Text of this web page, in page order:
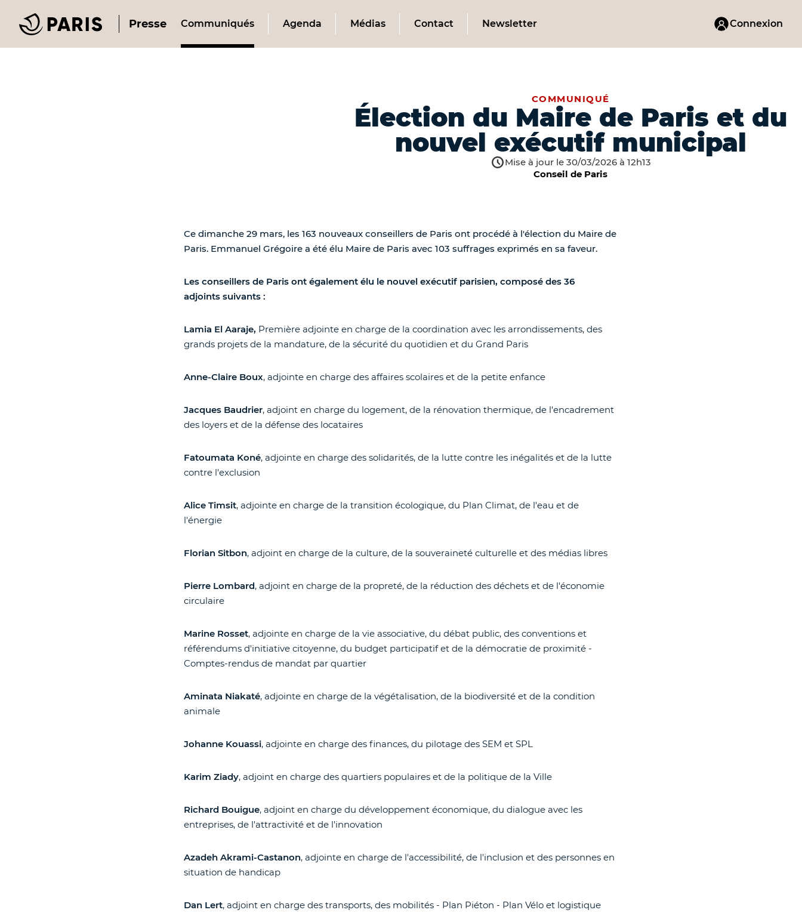
Presse Communiqués Agenda Médias Contact Newsletter Connexion
Élection du Maire de Paris et du
nouvel exécutif municipal
COMMUNIQUÉ
Mise à jour le 30/03/2026 à 12h13
Conseil de Paris
Ce dimanche 29 mars, les 163 nouveaux conseillers de Paris ont procédé à l'élection du Maire de
Paris. Emmanuel Grégoire a été élu Maire de Paris avec 103 suffrages exprimés en sa faveur.
Les conseillers de Paris ont également élu le nouvel exécutif parisien, composé des 36
adjoints suivants :
Lamia El Aaraje, Première adjointe en charge de la coordination avec les arrondissements, des
grands projets de la mandature, de la sécurité du quotidien et du Grand Paris
Anne-Claire Boux, adjointe en charge des affaires scolaires et de la petite enfance
Jacques Baudrier, adjoint en charge du logement, de la rénovation thermique, de l'encadrement
des loyers et de la défense des locataires
Fatoumata Koné, adjointe en charge des solidarités, de la lutte contre les inégalités et de la lutte
contre l'exclusion
Alice Timsit, adjointe en charge de la transition écologique, du Plan Climat, de l'eau et de
l'énergie
Florian Sitbon, adjoint en charge de la culture, de la souveraineté culturelle et des médias libres
Pierre Lombard, adjoint en charge de la propreté, de la réduction des déchets et de l'économie
circulaire
Marine Rosset, adjointe en charge de la vie associative, du débat public, des conventions et
référendums d'initiative citoyenne, du budget participatif et de la démocratie de proximité -
Comptes-rendus de mandat par quartier
Aminata Niakaté, adjointe en charge de la végétalisation, de la biodiversité et de la condition
animale
Johanne Kouassi, adjointe en charge des finances, du pilotage des SEM et SPL
Karim Ziady, adjoint en charge des quartiers populaires et de la politique de la Ville
Richard Bouigue, adjoint en charge du développement économique, du dialogue avec les
entreprises, de l'attractivité et de l'innovation
Azadeh Akrami-Castanon, adjointe en charge de l'accessibilité, de l'inclusion et des personnes en
situation de handicap
Dan Lert, adjoint en charge des transports, des mobilités - Plan Piéton - Plan Vélo et logistique